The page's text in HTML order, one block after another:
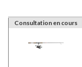
Consultation en cours